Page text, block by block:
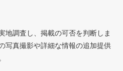
地調査し、掲載の可否を判断しま
写真撮影や詳細な情報の追加提供